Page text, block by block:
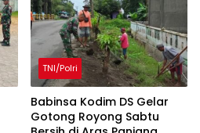
TNI/Polri
Babinsa Kodim DS Gelar
Gotong Royong Sabtu